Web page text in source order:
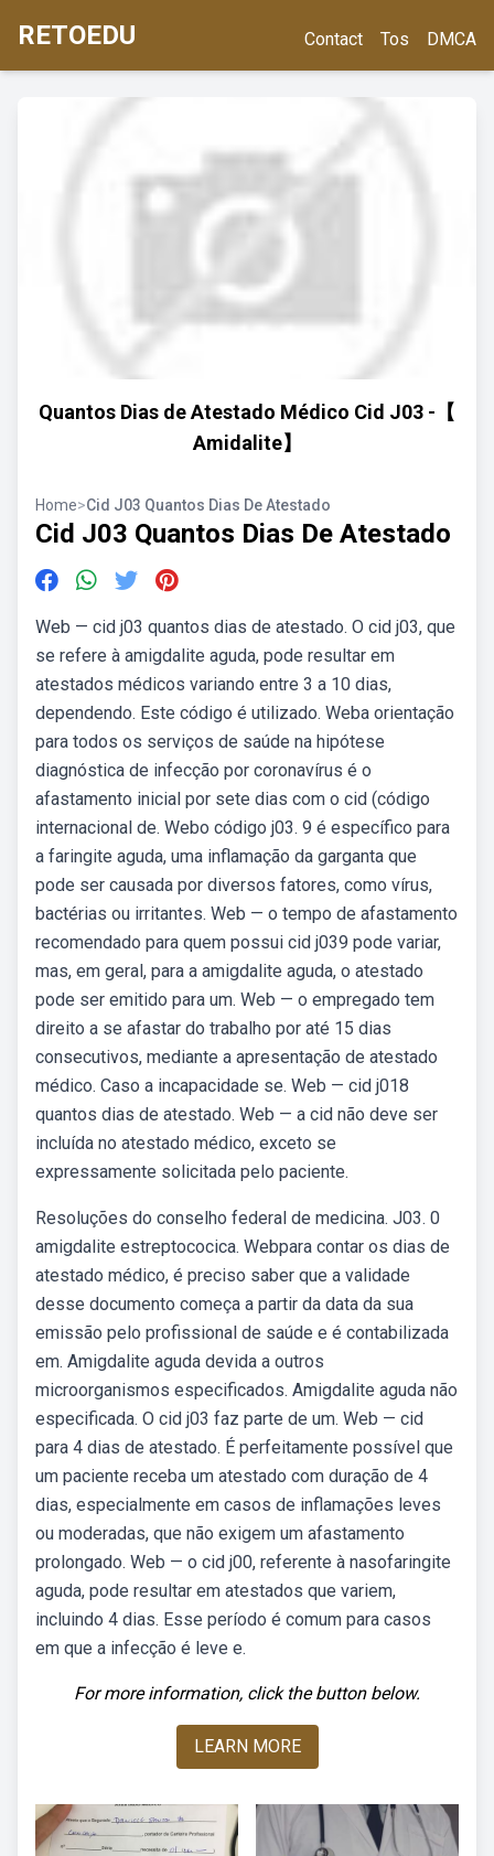
RETOEDU Contact Tos DMCA
Quantos Dias de Atestado Médico Cid J03 -【
Amidalite】
Home>Cid J03 Quantos Dias De Atestado
Cid J03 Quantos Dias De Atestado
Web — cid j03 quantos dias de atestado. O cid j03, que
se refere à amigdalite aguda, pode resultar em
atestados médicos variando entre 3 a 10 dias,
dependendo. Este código é utilizado. Weba orientação
para todos os serviços de saúde na hipótese
diagnóstica de infecção por coronavírus é o
afastamento inicial por sete dias com o cid (código
internacional de. Webo código j03. 9 é específico para
a faringite aguda, uma inflamação da garganta que
pode ser causada por diversos fatores, como vírus,
bactérias ou irritantes. Web — o tempo de afastamento
recomendado para quem possui cid j039 pode variar,
mas, em geral, para a amigdalite aguda, o atestado
pode ser emitido para um. Web — o empregado tem
direito a se afastar do trabalho por até 15 dias
consecutivos, mediante a apresentação de atestado
médico. Caso a incapacidade se. Web — cid j018
quantos dias de atestado. Web — a cid não deve ser
incluída no atestado médico, exceto se
expressamente solicitada pelo paciente.
Resoluções do conselho federal de medicina. J03. 0
amigdalite estreptococica. Webpara contar os dias de
atestado médico, é preciso saber que a validade
desse documento começa a partir da data da sua
emissão pelo profissional de saúde e é contabilizada
em. Amigdalite aguda devida a outros
microorganismos especificados. Amigdalite aguda não
especificada. O cid j03 faz parte de um. Web — cid
para 4 dias de atestado. É perfeitamente possível que
um paciente receba um atestado com duração de 4
dias, especialmente em casos de inflamações leves
ou moderadas, que não exigem um afastamento
prolongado. Web — o cid j00, referente à nasofaringite
aguda, pode resultar em atestados que variem,
incluindo 4 dias. Esse período é comum para casos
em que a infecção é leve e.
For more information, click the button below.
LEARN MORE